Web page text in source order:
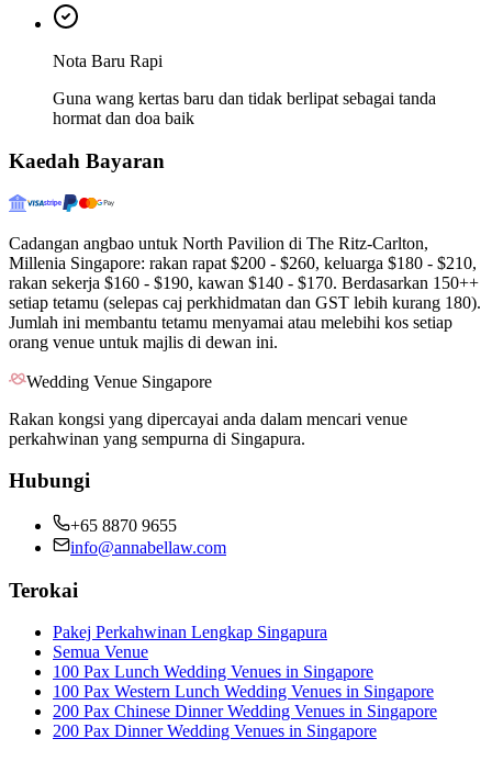
Nota Baru Rapi
Guna wang kertas baru dan tidak berlipat sebagai tanda
hormat dan doa baik
Kaedah Bayaran
Cadangan angbao untuk North Pavilion di The Ritz-Carlton,
Millenia Singapore: rakan rapat $200 - $260, keluarga $180 - $210,
rakan sekerja $160 - $190, kawan $140 - $170. Berdasarkan 150++
setiap tetamu (selepas caj perkhidmatan dan GST lebih kurang 180).
Jumlah ini membantu tetamu menyamai atau melebihi kos setiap
orang venue untuk majlis di dewan ini.
Wedding Venue Singapore
Rakan kongsi yang dipercayai anda dalam mencari venue
perkahwinan yang sempurna di Singapura.
Hubungi
+65 8870 9655
info@annabellaw.com
Terokai
Pakej Perkahwinan Lengkap Singapura
Semua Venue
100 Pax Lunch Wedding Venues in Singapore
100 Pax Western Lunch Wedding Venues in Singapore
200 Pax Chinese Dinner Wedding Venues in Singapore
200 Pax Dinner Wedding Venues in Singapore